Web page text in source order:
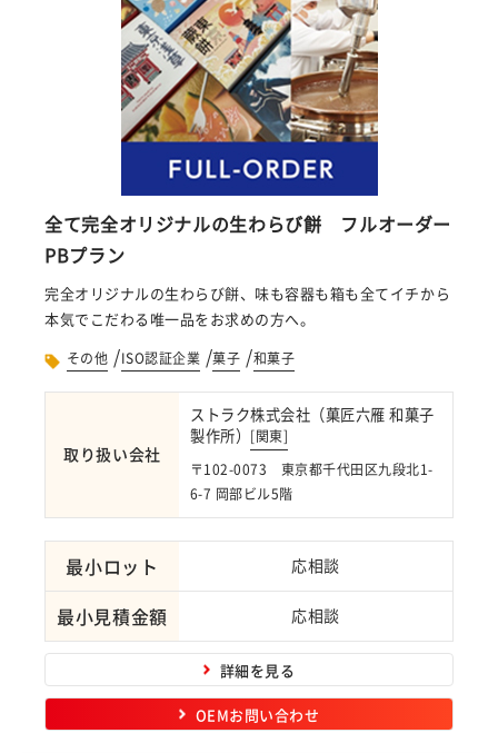
全て完全オリジナルの生わらび餅 フルオーダー
PBプラン
完全オリジナルの生わらび餅、味も容器も箱も全てイチから
本気でこだわる唯一品をお求めの方へ。
その他 /ISO認証企業 /菓子 /和菓子
取り扱い会社
ストラク株式会社（菓匠六雁 和菓子
製作所） [関東]
〒102-0073 東京都千代田区九段北1-
6-7 岡部ビル5階
最小ロット 応相談
最小見積金額 応相談
詳細を見る
OEMお問い合わせ